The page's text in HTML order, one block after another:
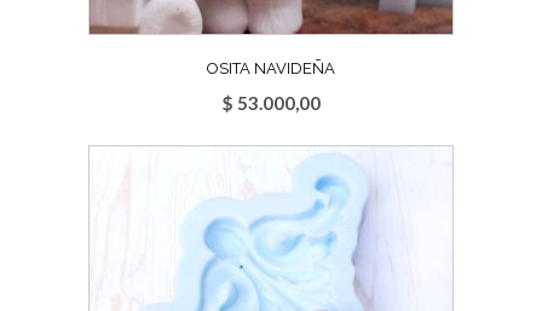
OSITA NAVIDEÑA
$ 53.000,00